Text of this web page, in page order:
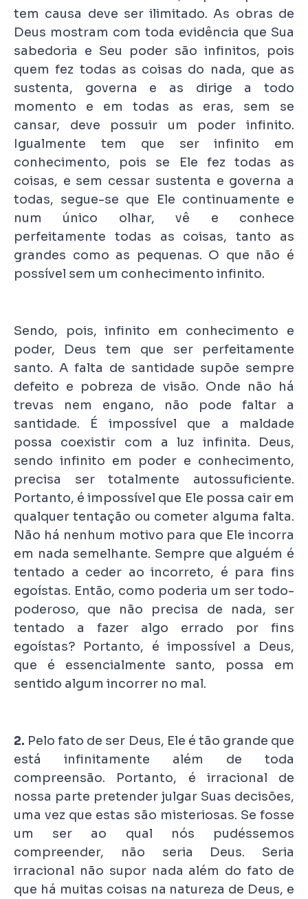
tem causa deve ser ilimitado. As obras de
Deus mostram com toda evidência que Sua
sabedoria e Seu poder são infinitos, pois
quem fez todas as coisas do nada, que as
sustenta, governa e as dirige a todo
momento e em todas as eras, sem se
cansar, deve possuir um poder infinito.
Igualmente tem que ser infinito em
conhecimento, pois se Ele fez todas as
coisas, e sem cessar sustenta e governa a
todas, segue-se que Ele continuamente e
num único olhar, vê e conhece
perfeitamente todas as coisas, tanto as
grandes como as pequenas. O que não é
possível sem um conhecimento infinito.
Sendo, pois, infinito em conhecimento e
poder, Deus tem que ser perfeitamente
santo. A falta de santidade supõe sempre
defeito e pobreza de visão. Onde não há
trevas nem engano, não pode faltar a
santidade. É impossível que a maldade
possa coexistir com a luz infinita. Deus,
sendo infinito em poder e conhecimento,
precisa ser totalmente autossuficiente.
Portanto, é impossível que Ele possa cair em
qualquer tentação ou cometer alguma falta.
Não há nenhum motivo para que Ele incorra
em nada semelhante. Sempre que alguém é
tentado a ceder ao incorreto, é para fins
egoístas. Então, como poderia um ser todo-
poderoso, que não precisa de nada, ser
tentado a fazer algo errado por fins
egoístas? Portanto, é impossível a Deus,
que é essencialmente santo, possa em
sentido algum incorrer no mal.
2. Pelo fato de ser Deus, Ele é tão grande que
está infinitamente além de toda
compreensão. Portanto, é irracional de
nossa parte pretender julgar Suas decisões,
uma vez que estas são misteriosas. Se fosse
um ser ao qual nós pudéssemos
compreender, não seria Deus. Seria
irracional não supor nada além do fato de
que há muitas coisas na natureza de Deus, e